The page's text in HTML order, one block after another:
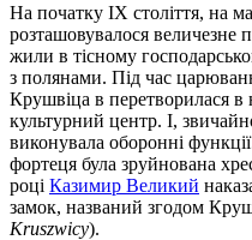
На початку IX століття, на
розташовувалося величезне
жили в тісному
з полянами. Під час
Крушвіца в перетворилася
культурний центр. І,
виконувала оборонні
фортеця була зруйнована
році Казимир Великий
замок, названий згодом
Kruszwicy).